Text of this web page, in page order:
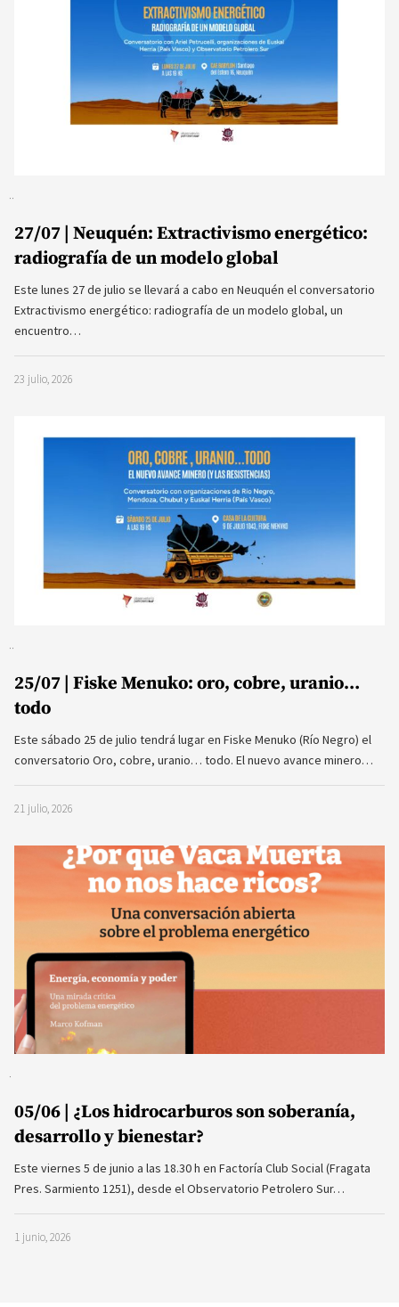
27/07 | Neuquén: Extractivismo energético:
radiografía de un modelo global
Este lunes 27 de julio se llevará a cabo en Neuquén el conversatorio
Extractivismo energético: radiografía de un modelo global, un
encuentro…
23 julio, 2026
25/07 | Fiske Menuko: oro, cobre, uranio…
todo
Este sábado 25 de julio tendrá lugar en Fiske Menuko (Río Negro) el
conversatorio Oro, cobre, uranio… todo. El nuevo avance minero…
21 julio, 2026
05/06 | ¿Los hidrocarburos son soberanía,
desarrollo y bienestar?
Este viernes 5 de junio a las 18.30 h en Factoría Club Social (Fragata
Pres. Sarmiento 1251), desde el Observatorio Petrolero Sur…
1 junio, 2026